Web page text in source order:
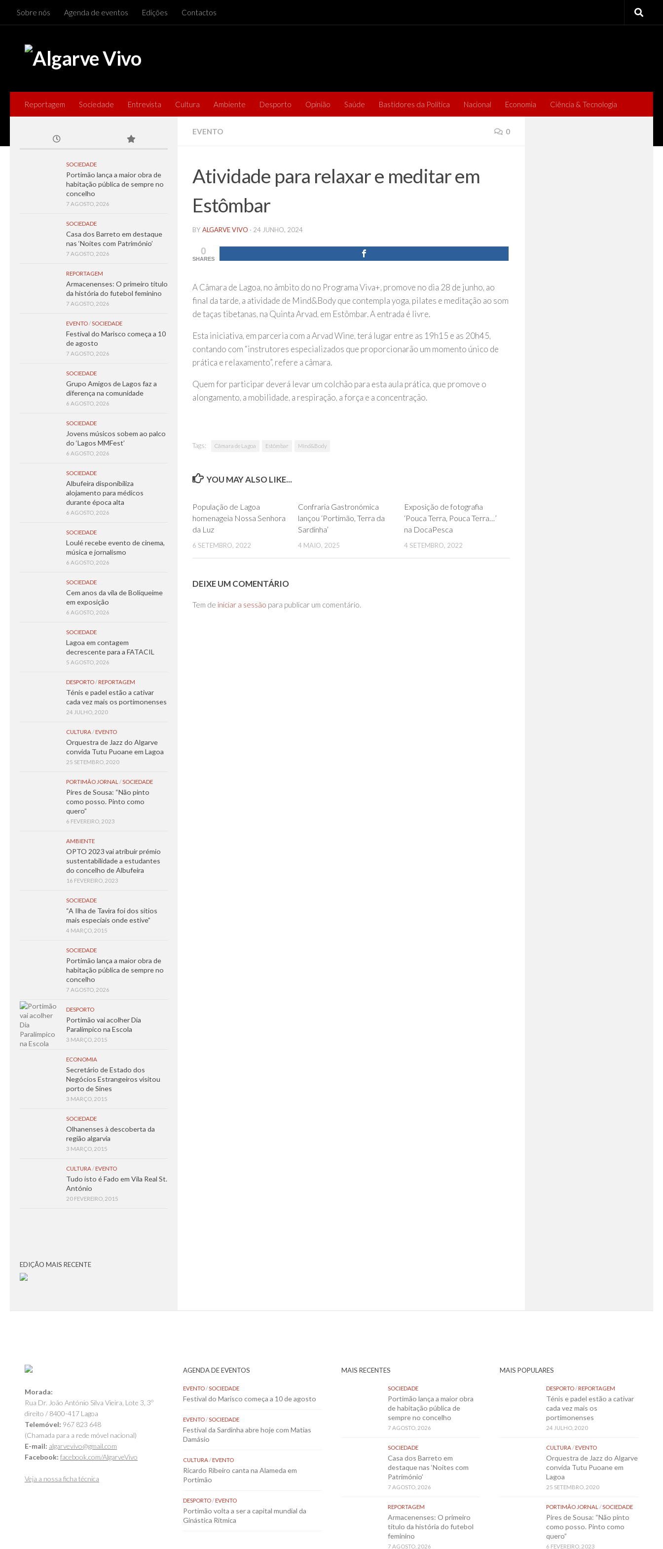
Skip to content
Sobre nós Agenda de eventos Edições Contactos
Reportagem Sociedade Entrevista Cultura Ambiente Desporto Opinião Saúde Bastidores da Política Nacional Economia Ciência & Tecnologia
EVENTO 0
Atividade para relaxar e meditar em
Estômbar
BY ALGARVE VIVO · 24 JUNHO, 2024
0
SHARES
A Câmara de Lagoa, no âmbito do no Programa Viva+, promove no dia 28 de junho, ao
final da tarde, a atividade de Mind&Body que contempla yoga, pilates e meditação ao som
de taças tibetanas, na Quinta Arvad, em Estômbar. A entrada é livre.
Esta iniciativa, em parceria com a Arvad Wine, terá lugar entre as 19h15 e as 20h45,
contando com “instrutores especializados que proporcionarão um momento único de
prática e relaxamento”, refere a câmara.
Quem for participar deverá levar um colchão para esta aula prática, que promove o
alongamento, a mobilidade, a respiração, a força e a concentração.
Tags: Câmara de Lagoa Estômbar Mind&Body
YOU MAY ALSO LIKE...
População de Lagoa
homenageia Nossa Senhora
da Luz
6 SETEMBRO, 2022
Confraria Gastronómica
lançou ‘Portimão, Terra da
Sardinha’
4 MAIO, 2025
Exposição de fotografia
‘Pouca Terra, Pouca Terra…’
na DocaPesca
4 SETEMBRO, 2022
DEIXE UM COMENTÁRIO
Tem de iniciar a sessão para publicar um comentário.
SOCIEDADE
Portimão lança a maior obra de
habitação pública de sempre no
concelho
7 AGOSTO, 2026
SOCIEDADE
Casa dos Barreto em destaque
nas ‘Noites com Património’
7 AGOSTO, 2026
REPORTAGEM
Armacenenses: O primeiro título
da história do futebol feminino
7 AGOSTO, 2026
EVENTO/SOCIEDADE
Festival do Marisco começa a 10
de agosto
7 AGOSTO, 2026
SOCIEDADE
Grupo Amigos de Lagos faz a
diferença na comunidade
6 AGOSTO, 2026
SOCIEDADE
Jovens músicos sobem ao palco
do ‘Lagos MMFest’
6 AGOSTO, 2026
SOCIEDADE
Albufeira disponibiliza
alojamento para médicos
durante época alta
6 AGOSTO, 2026
SOCIEDADE
Loulé recebe evento de cinema,
música e jornalismo
6 AGOSTO, 2026
SOCIEDADE
Cem anos da vila de Boliqueime
em exposição
6 AGOSTO, 2026
SOCIEDADE
Lagoa em contagem
decrescente para a FATACIL
5 AGOSTO, 2026
DESPORTO/ REPORTAGEM
Ténis e padel estão a cativar
cada vez mais os portimonenses
24 JULHO, 2020
CULTURA/ EVENTO
Orquestra de Jazz do Algarve
convida Tutu Puoane em Lagoa
25 SETEMBRO, 2020
PORTIMÃO JORNAL /SOCIEDADE
Pires de Sousa: “Não pinto
como posso. Pinto como
quero”
6 FEVEREIRO, 2023
AMBIENTE
OPTO 2023 vai atribuir prémio
sustentabilidade a estudantes
do concelho de Albufeira
16 FEVEREIRO, 2023
SOCIEDADE
“A Ilha de Tavira foi dos sítios
mais especiais onde estive”
4 MARÇO, 2015
SOCIEDADE
Portimão lança a maior obra de
habitação pública de sempre no
concelho
7 AGOSTO, 2026
DESPORTO
Portimão vai acolher Dia
Paralímpico na Escola
3 MARÇO, 2015
ECONOMIA
Secretário de Estado dos
Negócios Estrangeiros visitou
porto de Sines
3 MARÇO, 2015
SOCIEDADE
Olhanenses à descoberta da
região algarvia
3 MARÇO, 2015
CULTURA/ EVENTO
Tudo isto é Fado em Vila Real St.
António
20 FEVEREIRO, 2015
EDIÇÃO MAIS RECENTE
Morada:
Rua Dr. João António Silva Vieira, Lote 3, 3º
direito / 8400-417 Lagoa
Telemóvel: 967 823 648
(Chamada para a rede móvel nacional)
E-mail: algarvevivo@gmail.com
Facebook: facebook.com/AlgarveVivo
Veja a nossa ficha técnica
AGENDA DE EVENTOS
EVENTO/SOCIEDADE
Festival do Marisco começa a 10 de agosto
EVENTO/SOCIEDADE
Festival da Sardinha abre hoje com Matias
Damásio
CULTURA/EVENTO
Ricardo Ribeiro canta na Alameda em
Portimão
DESPORTO/EVENTO
Portimão volta a ser a capital mundial da
Ginástica Rítmica
MAIS RECENTES
SOCIEDADE
Portimão lança a maior obra
de habitação pública de
sempre no concelho
7 AGOSTO, 2026
SOCIEDADE
Casa dos Barreto em
destaque nas ‘Noites com
Património’
7 AGOSTO, 2026
REPORTAGEM
Armacenenses: O primeiro
título da história do futebol
feminino
7 AGOSTO, 2026
MAIS POPULARES
DESPORTO/REPORTAGEM
Ténis e padel estão a cativar
cada vez mais os
portimonenses
24 JULHO, 2020
CULTURA/EVENTO
Orquestra de Jazz do Algarve
convida Tutu Puoane em
Lagoa
25 SETEMBRO, 2020
PORTIMÃO JORNAL /SOCIEDADE
Pires de Sousa: “Não pinto
como posso. Pinto como
quero”
6 FEVEREIRO, 2023